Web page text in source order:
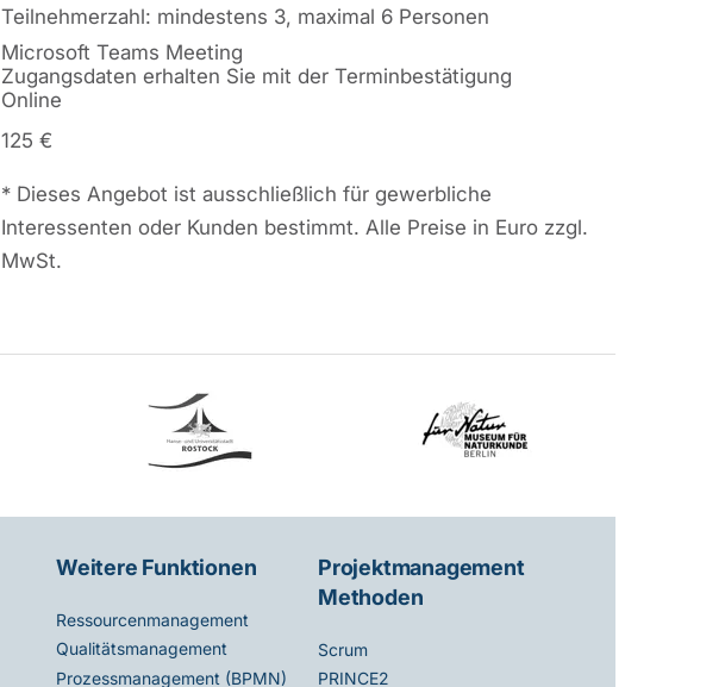
Teilnehmerzahl: mindestens 3, maximal 6 Personen
Microsoft Teams Meeting
Zugangsdaten erhalten Sie mit der Terminbestätigung
Online
125 €
* Dieses Angebot ist ausschließlich für gewerbliche
Interessenten oder Kunden bestimmt. Alle Preise in Euro zzgl.
MwSt.
Weitere Funktionen
Ressourcenmanagement
Qualitätsmanagement
Prozessmanagement (BPMN)
Projektmanagement
Methoden
Scrum
PRINCE2